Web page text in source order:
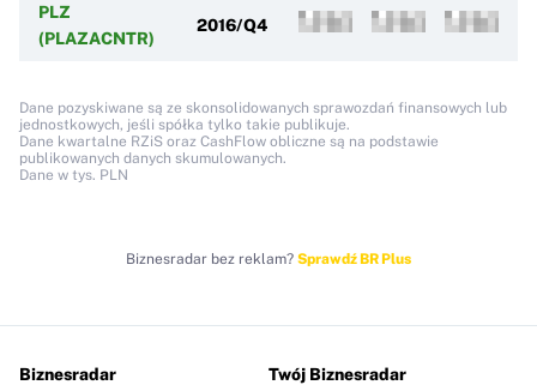
PLZ
(PLAZACNTR)
2016/Q4
Dane pozyskiwane są ze skonsolidowanych sprawozdań finansowych lub
jednostkowych, jeśli spółka tylko takie publikuje.
Dane kwartalne RZiS oraz CashFlow obliczne są na podstawie
publikowanych danych skumulowanych.
Dane w tys. PLN
Biznesradar bez reklam? Sprawdź BR Plus
Biznesradar Twój Biznesradar